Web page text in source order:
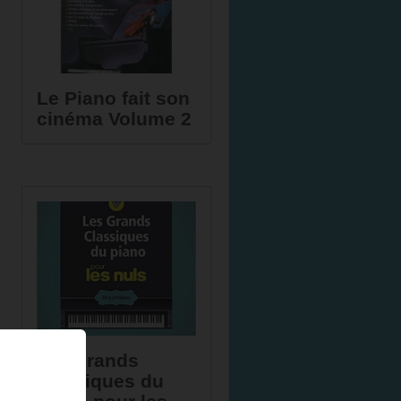
Le Piano fait son
cinéma Volume 2
Les grands
classiques du